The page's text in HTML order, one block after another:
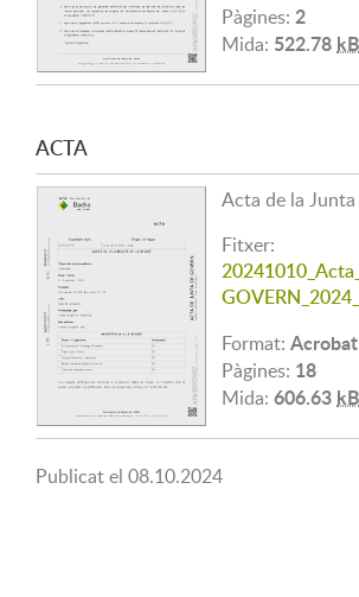
Pàgines: 2
Mida: 522.78 kB
ACTA
Acta de la
Fitxer:
Format:
Pàgines: 18
Mida: 606.63 kB
Publicat el 08.10.2024